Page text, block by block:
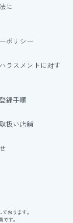
に
ポリシー
ラスメントに対す
録手順
扱い店舗
おります。
す。